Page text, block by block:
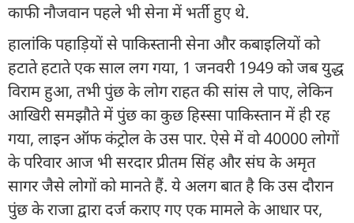
काफी नौजवान पहले भी सेना में भर्ती हुए थे.
हालांकि पहाड़ियों से पाकिस्तानी सेना और कबाइलियों को
हटाते हटाते एक साल लग गया, 1 जनवरी 1949 को जब युद्ध
विराम हुआ, तभी पुंछ के लोग राहत की सांस ले पाए, लेकिन
आखिरी समझौते में पुंछ का कुछ हिस्सा पाकिस्तान में ही रह
गया, लाइन ऑफ कंट्रोल के उस पार. ऐसे में वो 40000 लोगों
के परिवार आज भी सरदार प्रीतम सिंह और संघ के अमृत
सागर जैसे लोगों को मानते हैं. ये अलग बात है कि उस दौरान
पुंछ के राजा द्वारा दर्ज कराए गए एक मामले के आधार पर,